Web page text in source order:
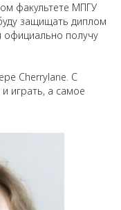
факультете МПГУ
защищать диплом
официально получу
Cherrylane. С
играть, а самое